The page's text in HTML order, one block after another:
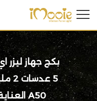
بكج جهاز ليزر
5
العناية بالبشرة كود خصم A50